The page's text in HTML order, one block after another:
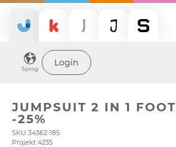
Sprog
Login
JUMPSUIT 2 IN 1 FOOT
-25%
SKU 34362-185
Projekt 4235